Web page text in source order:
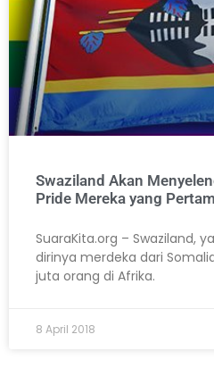
Swaziland Akan
Pride Mereka yang
SuaraKita.org – Swaziland,
dirinya merdeka dari
juta orang di Afrika.
8 April 2018